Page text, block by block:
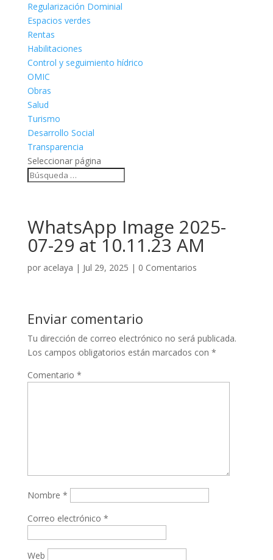
Regularización Dominial
Espacios verdes
Rentas
Habilitaciones
Control y seguimiento hídrico
OMIC
Obras
Salud
Turismo
Desarrollo Social
Transparencia
Seleccionar página
WhatsApp Image 2025-
07-29 at 10.11.23 AM
por acelaya | Jul 29, 2025 | 0 Comentarios
Enviar comentario
Tu dirección de correo electrónico no será publicada.
Los campos obligatorios están marcados con *
Comentario *
Nombre *
Correo electrónico *
Web